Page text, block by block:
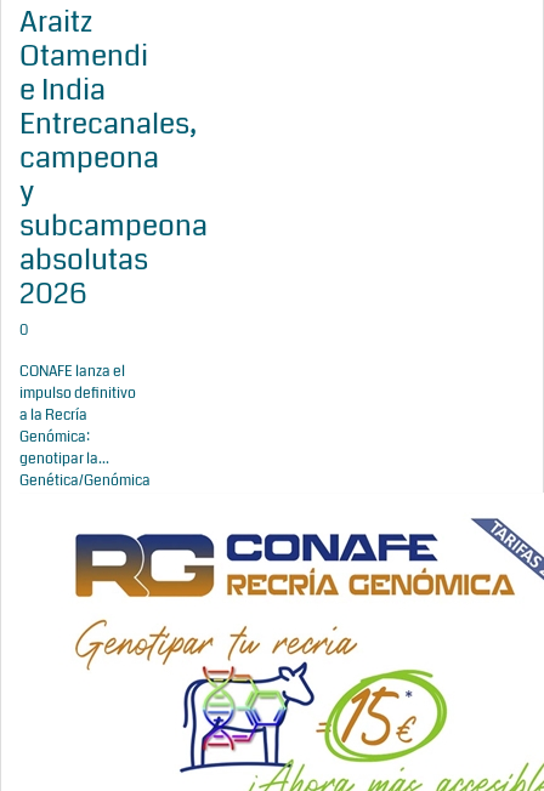
Araitz
Otamendi
e India
Entrecanales,
campeona
y
subcampeona
absolutas
2026
0
CONAFE lanza el
impulso definitivo
a la Recría
Genómica:
genotipar la...
Genética/Genómica